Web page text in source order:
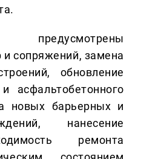
и сопряжений, замена
обновление
асфальтобетонного
новых барьерных и
нанесение
ремонта